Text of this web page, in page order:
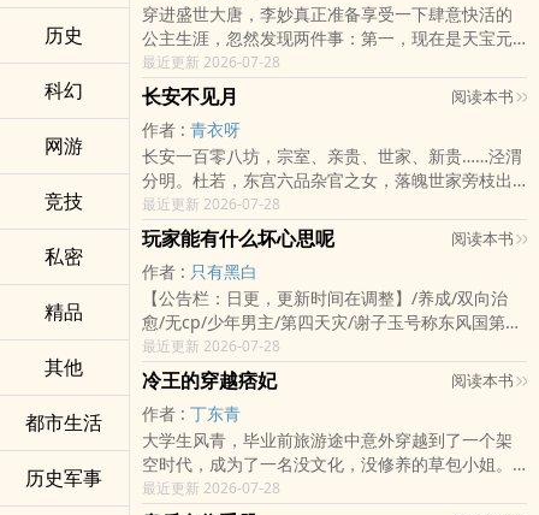
历史
科幻
网游
竞技
私密
精品
其他
都市生活
历史军事
穿进盛世大唐，李妙真正准备享受一下肆意快活的
公主生涯，忽然发现两件事：第一，现在是天宝元
年，离安史之乱还有十五载；第二，她爹唐明皇不
喜欢她，给她起了一个叫‘虫娘’的小名。李妙真这才
发现，原来她拿的..
最近更新 2026-07-28
长安不见月 阅读本书
作者 : 青衣呀
长安一百零八坊，宗室、亲贵、世家、新贵……泾渭
分明。杜若，东宫六品杂官之女，落魄世家旁枝出
身，妩媚鲜艳，天真骄纵，全然不知世道险恶。她
初次踏足‘十六王宅’那回，恰逢寿王成年，惠妃大张
旗鼓替诸位皇子海..
最近更新 2026-07-28
玩家能有什么坏心思呢 阅读本书
作者 : 只有黑白
【公告栏：日更，更新时间在调整】/养成/双向治
愈/无cp/少年男主/第四天灾/谢子玉号称东风国第一
美男子，万万不曾想到的是，坐在龙椅上的那位竟
然是个好男风的，被自己的亲伯父强行男扮女装送
入皇宫后，本以为..
最近更新 2026-07-28
冷王的穿越痞妃 阅读本书
作者 : 丁东青
大学生风青，毕业前旅游途中意外穿越到了一个架
空时代，成为了一名没文化，没修养的草包小姐。
不过没关系，草包就草包，无所谓，她本来就是路
最近更新 2026-07-28